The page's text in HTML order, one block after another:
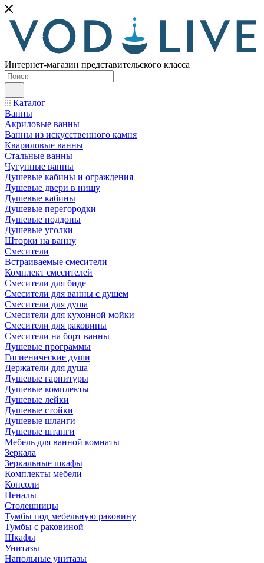
Интернет-магазин представительского класса
Каталог
Ванны
Акриловые ванны
Ванны из искусственного камня
Квариловые ванны
Стальные ванны
Чугунные ванны
Душевые кабины и ограждения
Душевые двери в нишу
Душевые кабины
Душевые перегородки
Душевые поддоны
Душевые уголки
Шторки на ванну
Смесители
Встраиваемые смесители
Комплект смесителей
Смесители для биде
Смесители для ванны с душем
Смесители для душа
Смесители для кухонной мойки
Смесители для раковины
Смесители на борт ванны
Душевые программы
Гигиенические души
Держатели для душа
Душевые гарнитуры
Душевые комплекты
Душевые лейки
Душевые стойки
Душевые шланги
Душевые штанги
Мебель для ванной комнаты
Зеркала
Зеркальные шкафы
Комплекты мебели
Консоли
Пеналы
Столешницы
Тумбы под мебельную раковину
Тумбы с раковиной
Шкафы
Унитазы
Напольные унитазы